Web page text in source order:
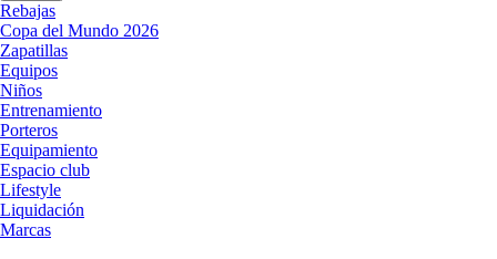
Rebajas
Copa del Mundo 2026
Zapatillas
Equipos
Niños
Entrenamiento
Porteros
Equipamiento
Espacio club
Lifestyle
Liquidación
Marcas